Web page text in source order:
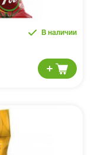
В наличии